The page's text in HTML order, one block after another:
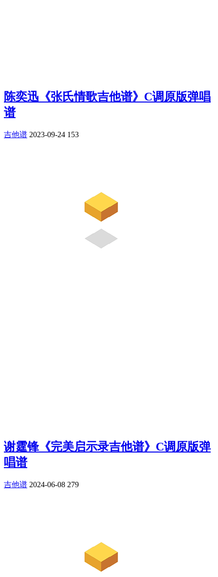
陈奕迅《张氏情歌吉他谱》C调原版弹唱
谱
吉他谱 2023-09-24 153
谢霆锋《完美启示录吉他谱》C调原版弹
唱谱
吉他谱 2024-06-08 279